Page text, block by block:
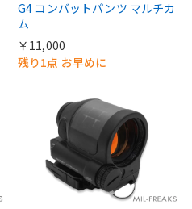
G4 コンバットパンツ マルチカ
ム
￥11,000
残り1点 お早めに